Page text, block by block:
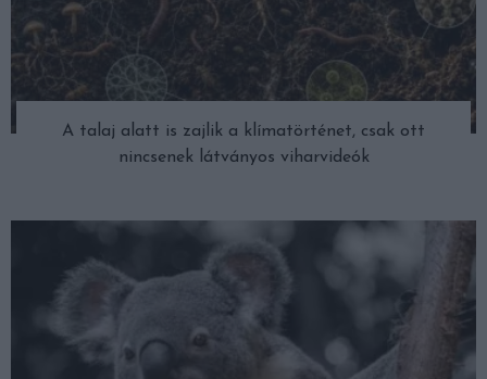
A talaj alatt is zajlik a klímatörténet, csak ott
nincsenek látványos viharvideók